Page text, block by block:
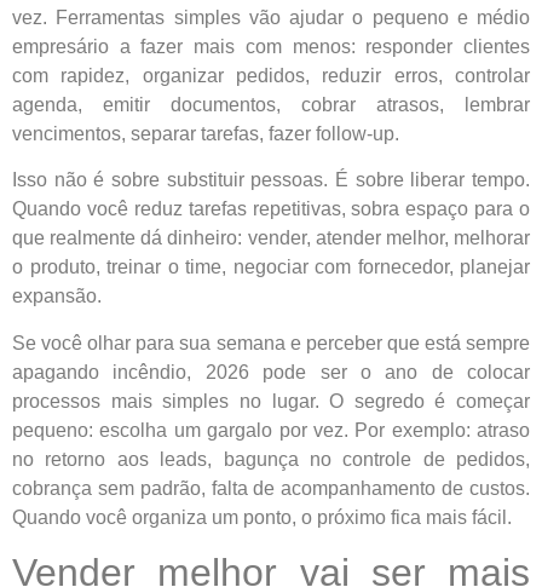
vez. Ferramentas simples vão ajudar o pequeno e médio
empresário a fazer mais com menos: responder clientes
com rapidez, organizar pedidos, reduzir erros, controlar
agenda, emitir documentos, cobrar atrasos, lembrar
vencimentos, separar tarefas, fazer follow-up.
Isso não é sobre substituir pessoas. É sobre liberar tempo.
Quando você reduz tarefas repetitivas, sobra espaço para o
que realmente dá dinheiro: vender, atender melhor, melhorar
o produto, treinar o time, negociar com fornecedor, planejar
expansão.
Se você olhar para sua semana e perceber que está sempre
apagando incêndio, 2026 pode ser o ano de colocar
processos mais simples no lugar. O segredo é começar
pequeno: escolha um gargalo por vez. Por exemplo: atraso
no retorno aos leads, bagunça no controle de pedidos,
cobrança sem padrão, falta de acompanhamento de custos.
Quando você organiza um ponto, o próximo fica mais fácil.
Vender melhor vai ser mais